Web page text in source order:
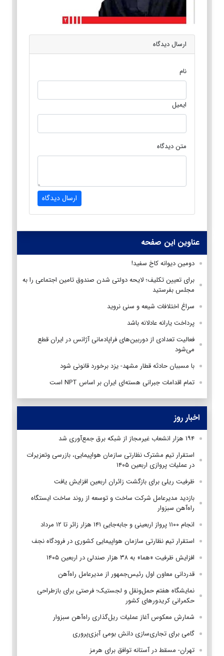
ارسال دیدگاه
نام
ایمیل
متن دیدگاه
ارسال دیدگاه
عناوین این صفحه
دومین دیوانه کاخ سفید!
برای تعیین تکلیف؛ لایحه دولتی شدن صندوق تامین اجتماعی را به
مجلس بفرستید
سراغ اختلافات شیعه و سنی نروید
پرداخت یارانه عادلانه باشد
فعالیت تعدادی از دوربین‌های فراپادمانی آژانس در ایران قطع
می‌شود
با مسببان حادثه قطار مشهد- یزد برخورد قانونی شود
تمام اقدامات جبرانی هسته‌ای ایران بر اساس NPT است
اخبار روز
۱۹۴ هزار انشعاب غیرمجاز از شبکه برق جمع‌آوری شد
استقرار تیم مشترک نظارتی سازمان هواپیمایی، بازرسی وتعزیرات
در عملیات پروازی اربعین ۱۴۰۵
ظرفیت ریلی برای بازگشت زائران اربعین افزایش یافت
بازدید مدیرعامل شرکت ساخت و توسعه از روند ساخت ایستگاه
راه‌آهن سبزوار
انجام ۱۱۰۰ پرواز اربعینی و جابه‌جایی ۱۴۱ هزار زائر تا ۱۲ مرداد
استقرار تیم‌ نظارتی سازمان هواپیمایی کشوری در فرودگاه نجف
افزایش ظرفیت «هما» به ۳۸ هزار صندلی در اربعین ۱۴۰۵
قدردانی معاون اول رئیس‌جمهور از مدیرعامل راه‌آهن
نمایشگاه هفتم حمل‌ونقل و لجستیک؛ فرصتی برای بازطراحی
حکمرانی کریدورهای کشور
شمارش معکوس آغاز عملیات ریل‌گذاری راه‌آهن سبزوار
گامی برای تجاری‌سازی دانش بومی آبزی‌پروری
تهران- مسقط در آستانه توافق برای هرمز